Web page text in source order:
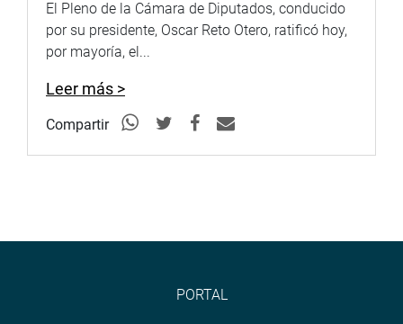
organización, informó que se hizo un estudio actualizado
de la situación de los niños el cual arrojo que 9 de cada
10 niños menores de 5 años en la cuenca del río Ene
anemia. Pidió q se forme una comisión de salud
intercultural.
Al respecto la congresista Tania Pariona Tarqui (NP)
hacia el 2021. (RMD)
El Pleno de la Cámara de Diputados, conducido
por su presidente, Oscar Reto Otero, ratificó hoy,
por mayoría, el...
Leer más >
Compartir
PORTAL